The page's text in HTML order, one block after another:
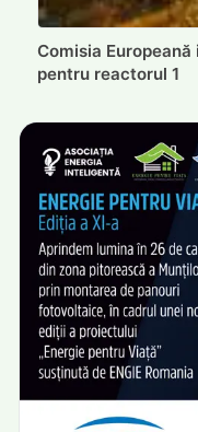
Comisia
pentru reactorul 1